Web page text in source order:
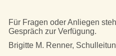
Für Fragen oder Anliegen
Gespräch zur Verfügung.
Brigitte M. Renner,